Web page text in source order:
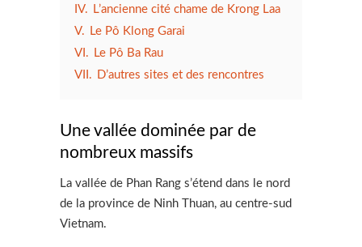
IV.
L’ancienne cité chame de Krong Laa
V.
Le Pô Klong Garai
VI.
Le Pô Ba Rau
VII.
D’autres sites et des rencontres
Une vallée dominée par de
nombreux massifs
La vallée de Phan Rang s’étend dans le nord
de la province de Ninh Thuan, au centre-sud
Vietnam.